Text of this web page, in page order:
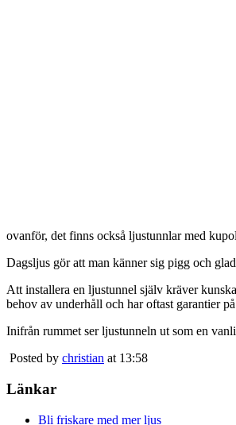
ovanför, det finns också ljustunnlar med
Dagsljus gör att man känner sig pigg och
Att installera en ljustunnel själv kräver
behov av underhåll och har oftast garantier
Inifrån rummet ser ljustunneln ut som en
Posted by christian at 13:58
Länkar
Bli friskare med mer ljus